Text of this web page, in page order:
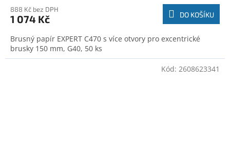
888 Kč bez DPH
1 074 Kč DO KOŠÍKU
Brusný papír EXPERT C470 s více otvory pro excentrické
brusky 150 mm, G40, 50 ks
Kód: 2608623341